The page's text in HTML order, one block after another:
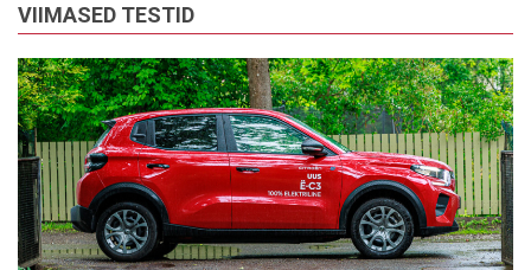
VIIMASED TESTID